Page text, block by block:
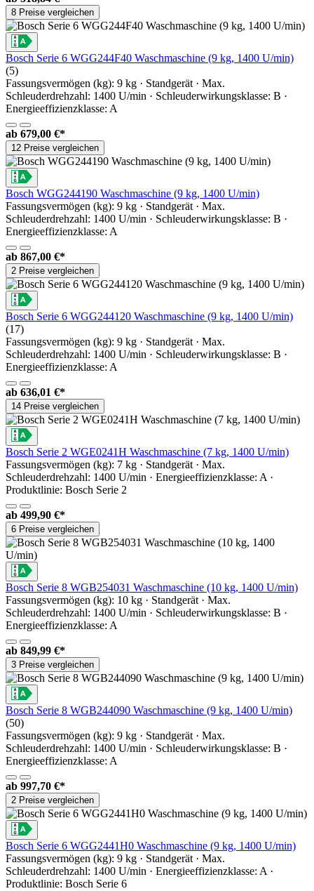
8 Preise vergleichen
Bosch Serie 6 WGG244F40 Waschmaschine (9 kg, 1400 U/min)
(5)
Fassungsvermögen (kg): 9 kg · Standgerät · Max.
Schleuderdrehzahl: 1400 U/min · Schleuderwirkungsklasse: B ·
Energieeffizienzklasse: A
ab 679,00 €*
12 Preise vergleichen
Bosch WGG244190 Waschmaschine (9 kg, 1400 U/min)
Fassungsvermögen (kg): 9 kg · Standgerät · Max.
Schleuderdrehzahl: 1400 U/min · Schleuderwirkungsklasse: B ·
Energieeffizienzklasse: A
ab 867,00 €*
2 Preise vergleichen
Bosch Serie 6 WGG244120 Waschmaschine (9 kg, 1400 U/min)
(17)
Fassungsvermögen (kg): 9 kg · Standgerät · Max.
Schleuderdrehzahl: 1400 U/min · Schleuderwirkungsklasse: B ·
Energieeffizienzklasse: A
ab 636,01 €*
14 Preise vergleichen
Bosch Serie 2 WGE0241H Waschmaschine (7 kg, 1400 U/min)
Fassungsvermögen (kg): 7 kg · Standgerät · Max.
Schleuderdrehzahl: 1400 U/min · Energieeffizienzklasse: A ·
Produktlinie: Bosch Serie 2
ab 499,90 €*
6 Preise vergleichen
Bosch Serie 8 WGB254031 Waschmaschine (10 kg, 1400 U/min)
Fassungsvermögen (kg): 10 kg · Standgerät · Max.
Schleuderdrehzahl: 1400 U/min · Schleuderwirkungsklasse: B ·
Energieeffizienzklasse: A
ab 849,99 €*
3 Preise vergleichen
Bosch Serie 8 WGB244090 Waschmaschine (9 kg, 1400 U/min)
(50)
Fassungsvermögen (kg): 9 kg · Standgerät · Max.
Schleuderdrehzahl: 1400 U/min · Schleuderwirkungsklasse: B ·
Energieeffizienzklasse: A
ab 997,70 €*
2 Preise vergleichen
Bosch Serie 6 WGG2441H0 Waschmaschine (9 kg, 1400 U/min)
Fassungsvermögen (kg): 9 kg · Standgerät · Max.
Schleuderdrehzahl: 1400 U/min · Energieeffizienzklasse: A ·
Produktlinie: Bosch Serie 6